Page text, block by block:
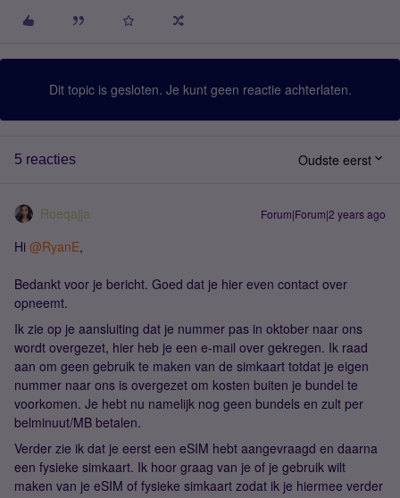
Dit topic is gesloten. Je kunt geen reactie achterlaten.
5 reacties Oudste eerst
Roeqajja Forum|Forum|2 years ago
Hi @RyanE,
Bedankt voor je bericht. Goed dat je hier even contact over
opneemt.
Ik zie op je aansluiting dat je nummer pas in oktober naar ons
wordt overgezet, hier heb je een e-mail over gekregen. Ik raad
aan om geen gebruik te maken van de simkaart totdat je eigen
nummer naar ons is overgezet om kosten buiten je bundel te
voorkomen. Je hebt nu namelijk nog geen bundels en zult per
belminuut/MB betalen.
Verder zie ik dat je eerst een eSIM hebt aangevraagd en daarna
een fysieke simkaart. Ik hoor graag van je of je gebruik wilt
maken van je eSIM of fysieke simkaart zodat ik je hiermee verder